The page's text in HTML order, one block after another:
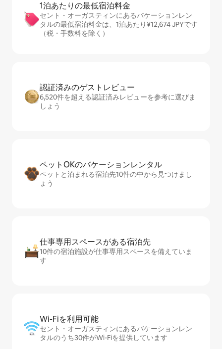
1泊あたりの最⁠低⁠宿⁠泊⁠料⁠金
セント・オーガスティンにあるバケーションレン
タルの最低宿泊料金は、1泊あたり¥12,674 JPYです
（税・手数料を除く）
認証済みのゲ⁠ス⁠ト⁠レ⁠ビ⁠ュ⁠ー
6,520件を超える認証済みレビューを参考に選びま
しょう
ペットOKのバ⁠ケ⁠ー⁠シ⁠ョ⁠ンレ⁠ン⁠タ⁠ル
ペットと泊まれる宿泊先10件の中から見つけまし
ょう
仕事専用ス⁠ペ⁠ー⁠スがあ⁠る宿⁠泊⁠先
10件の宿泊施設が仕事専用スペースを備えていま
す
Wi-Fiを利⁠用⁠可⁠能
セント・オーガスティンにあるバケーションレン
タルのうち30件がWi-Fiを提供しています